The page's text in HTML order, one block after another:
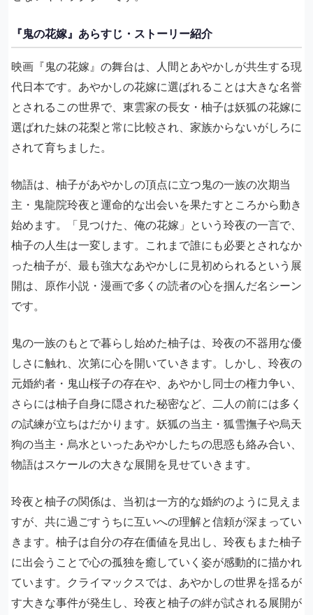
『鬼の花嫁』あらすじ・ストーリー紹介
映画『鬼の花嫁』の舞台は、人間とあやかしが共生する現
代日本です。あやかしの花嫁に選ばれることは大きな名誉
とされるこの世界で、東雲家の長女・柚子は妖狐の花嫁に
選ばれた妹の花梨と常に比較され、家族からないがしろに
されて育ちました。
物語は、柚子があやかしの頂点に立つ鬼の一族の次期当
主・鬼龍院玲夜と運命的な出会いを果たすところから動き
始めます。「見つけた、俺の花嫁」という玲夜の一言で、
柚子の人生は一変します。これまで誰にも必要とされなか
った柚子が、最も強大なあやかしに見初められるという展
開は、原作小説・漫画で多くの読者の心を掴んだ名シーン
です。
鬼の一族のもとで暮らし始めた柚子は、玲夜の不器用な優
しさに触れ、次第に心を開いていきます。しかし、玲夜の
元婚約者・鬼山桜子の存在や、あやかし同士の権力争い、
さらには柚子自身に隠された秘密など、二人の前には多く
の試練が立ちはだかります。妖狐の当主・狐雪撫子や烏天
狗の当主・烏水といったあやかしたちの思惑も絡み合い、
物語はスケールの大きな展開を見せていきます。
玲夜と柚子の関係は、当初は一方的な婚約のように見えま
すが、共に過ごすうちに互いへの理解と信頼が深まってい
きます。柚子は自分の存在価値を見出し、玲夜もまた柚子
に出会うことで心の孤独を癒していく姿が感動的に描かれ
ています。クライマックスでは、あやかしの世界を揺るが
す大きな事件が発生し、玲夜と柚子の絆が試される展開が